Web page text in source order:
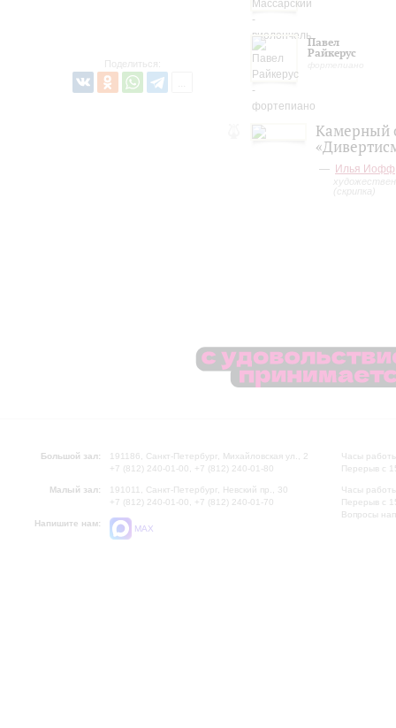
Поделиться:
Павел
Райкерус
Камерный
Илья Иофф
(скрипка)
Большой зал:
191186, Санкт-Петербург, Михайловская ул., 2
+7 (812) 240-01-00, +7 (812) 240-01-80
Малый зал:
191011, Санкт-Петербург, Невский пр., 30
+7 (812) 240-01-00, +7 (812) 240-01-70
Напишите нам:
MAX
Часы
Перерыв с
Часы
Перерыв с
Вопросы